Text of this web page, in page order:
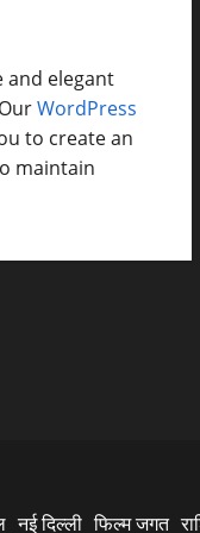
and elegant
WordPress
to create an
maintain
नई दिल्ली फिल्‍म जगत